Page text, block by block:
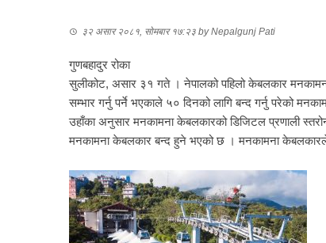
३२ असार २०८१, सोमबार १७:२३ byNepalgunj Pati
गुणबहादुर रोका
सुलीकोट, असार ३१ गते । नेपालको पहिलो केबलकार
सम्भार गर्नु पर्ने भएकाले ५० दिनको लागि बन्द गर्नु परेको
उहाँका अनुसार मनकामना केबलकारको डिजिटल प्रणाली
मनकामना केबलकार बन्द हुने भएको छ । मनकामना केबलकारले